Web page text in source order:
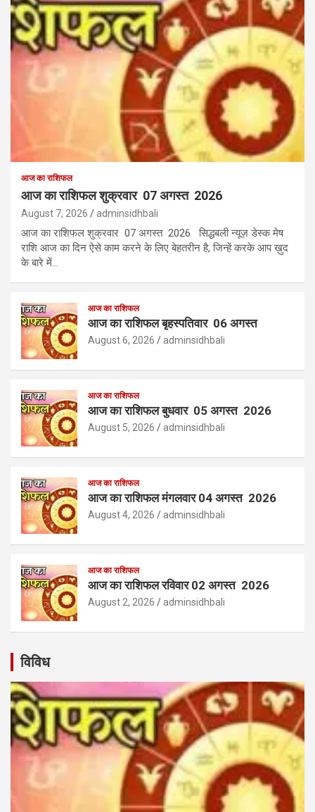
आज का राशिफल
आज का राशिफल शुक्रवार 07 अगस्त 2026
August 7, 2026 adminsidhbali
आज का राशिफल शुक्रवार 07 अगस्त 2026 सिद्धबली न्यूज़ डेस्क मेष
राशि आज का दिन ऐसे काम करने के लिए बेहतरीन है, जिन्हें करके आप ख़ुद
के बारे में…
आज का राशिफल
आज का राशिफल बृहस्पतिवार 06 अगस्त
August 6, 2026 adminsidhbali
आज का राशिफल
आज का राशिफल बुधवार 05 अगस्त 2026
August 5, 2026 adminsidhbali
आज का राशिफल
आज का राशिफल मंगलवार 04 अगस्त 2026
August 4, 2026 adminsidhbali
आज का राशिफल
आज का राशिफल रविवार 02 अगस्त 2026
August 2, 2026 adminsidhbali
विविध